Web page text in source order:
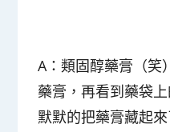
A：類固醇藥膏（笑
藥膏，再看到藥袋
默默的把藥膏藏起